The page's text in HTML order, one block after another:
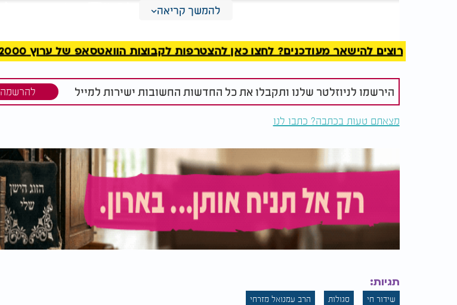
להמשך קריאה
רוצים להישאר מעודכנים? לחצו כאן להצטרפות לקבוצות הוואטסאפ של ערוץ 2000 >>>
הירשמו לניוזלטר שלנו ותקבלו את כל החדשות החשובות ישירות למייל להרשמה
מצאתם טעות בכתבה? כתבו לנו
תגיות:
שידור חי סגולות הרב עמנואל מזרחי